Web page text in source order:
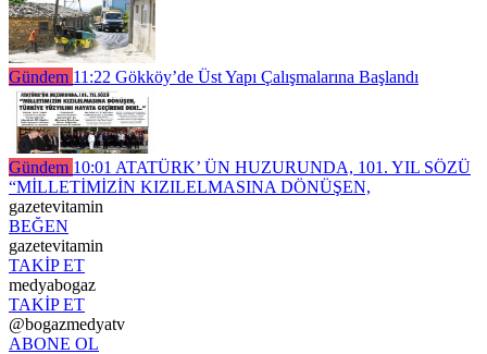
Gündem 11:22 Gökköy’de Üst Yapı Çalışmalarına Başlandı
Gündem 10:01 ATATÜRK’ ÜN HUZURUNDA, 101. YIL SÖZÜ
“MİLLETİMİZİN KIZILELMASINA DÖNÜŞEN,
gazetevitamin
BEĞEN
gazetevitamin
TAKİP ET
medyabogaz
TAKİP ET
@bogazmedyatv
ABONE OL